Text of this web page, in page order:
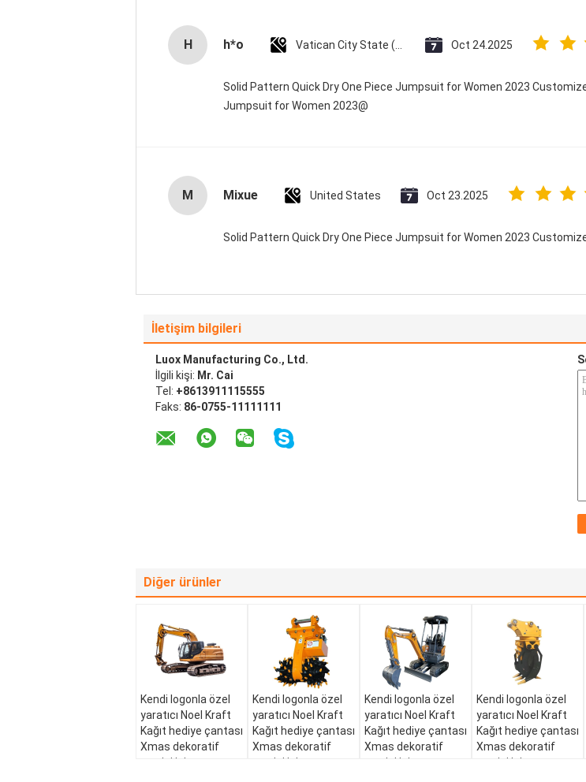
H h*o Oct 24.2025
Solid Pattern Quick Dry One Piece Jumpsuit for Women 2023
Jumpsuit for Women 2023@
M Mixue United States Oct 23.2025
Solid Pattern Quick Dry One Piece Jumpsuit for Women 2023
İletişim bilgileri
Luox Manufacturing Co., Ltd.
İlgili kişi: Mr. Cai
Tel: +8613911115555
Faks: 86-0755-11111111
Diğer ürünler
Kendi logonla özel
yaratıcı Noel Kraft
Kağıt hediye çantası
Xmas dekoratif
partisi için
Kendi logonla özel
yaratıcı Noel Kraft
Kağıt hediye çantası
Xmas dekoratif
partisi için
Kendi logonla özel
yaratıcı Noel Kraft
Kağıt hediye çantası
Xmas dekoratif
partisi için
Kendi logonla özel
yaratıcı Noel Kraft
Kağıt hediye çantası
Xmas dekoratif
partisi için